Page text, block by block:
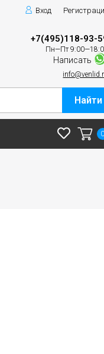
Вход
+7(495)118-93-
Пн—Пт
Написать
Найти